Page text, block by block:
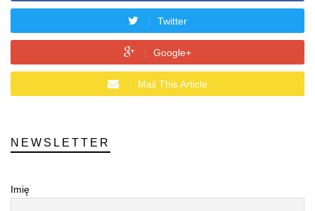
Twitter
Google+
Mail This Article
NEWSLETTER
Imię